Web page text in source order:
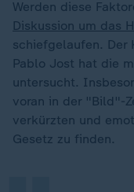
Werden diese
Diskussion um das
schiefgelaufen. Der
Pablo Jost hat die
untersucht.
voran in der "Bild"-
verkürzten und
Gesetz zu finden.
„